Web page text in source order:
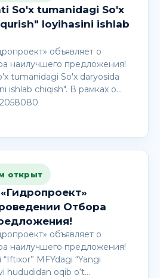
So'x tumanidagi So'x
qurish" loyihasini ishlab
объявляет о
наилучшего предложения!
tumanidagi So'x daryosida
ishlab chiqish". В рамках о…
открыт
Отбора
объявляет о
наилучшего предложения!
MFYdagi “Yangi
hududidan oqib o‘t…